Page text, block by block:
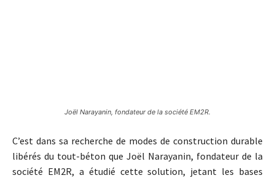
Joël Narayanin, fondateur de la société EM2R.
C’est dans sa recherche de modes de construction durable
libérés du tout-béton que Joël Narayanin, fondateur de la
société EM2R, a étudié cette solution, jetant les bases